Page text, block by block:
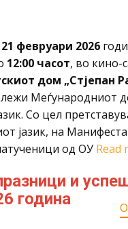
21 февруари 2026
12:00 часот, во кино-
дом „Стјепан
Меѓународниот
Со цел
јазик, на
од ОУ Read
и
година